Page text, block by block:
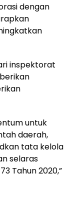
dengan
inspektorat
untuk
daerah,
tata kelola
selaras
Tahun 2020,”